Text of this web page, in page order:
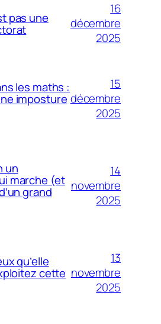
pas une
16
décembre
2025
les maths :
imposture
15
décembre
2025
un
marche (et
grand
14
novembre
2025
qu’elle
cette
13
novembre
2025